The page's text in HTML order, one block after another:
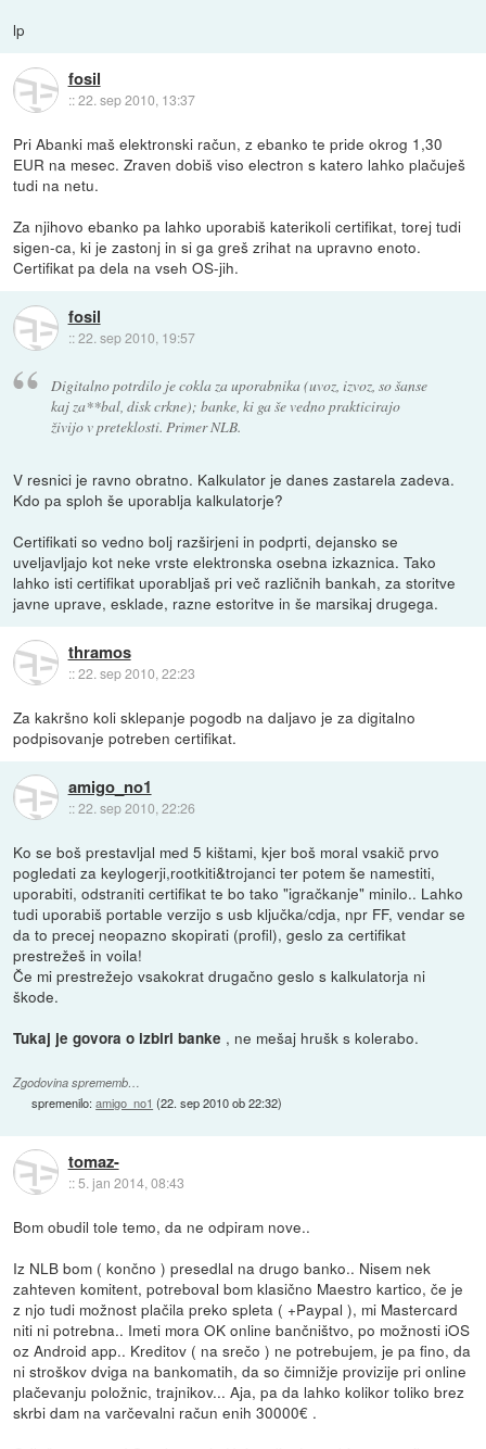
lp
fosil
::22. sep 2010, 13:37
Pri Abanki maš elektronski račun, z ebanko te pride okrog 1,30
EUR na mesec. Zraven dobiš viso electron s katero lahko plačuješ
tudi na netu.
Za njihovo ebanko pa lahko uporabiš katerikoli certifikat, torej tudi
sigen-ca, ki je zastonj in si ga greš zrihat na upravno enoto.
Certifikat pa dela na vseh OS-jih.
fosil
::22. sep 2010, 19:57
Digitalno potrdilo je cokla za uporabnika (uvoz, izvoz, so šanse
kaj za**bal, disk crkne); banke, ki ga še vedno prakticirajo
živijo v preteklosti. Primer NLB.
V resnici je ravno obratno. Kalkulator je danes zastarela zadeva.
Kdo pa sploh še uporablja kalkulatorje?
Certifikati so vedno bolj razširjeni in podprti, dejansko se
uveljavljajo kot neke vrste elektronska osebna izkaznica. Tako
lahko isti certifikat uporabljaš pri več različnih bankah, za storitve
javne uprave, esklade, razne estoritve in še marsikaj drugega.
thramos
::22. sep 2010, 22:23
Za kakršno koli sklepanje pogodb na daljavo je za digitalno
podpisovanje potreben certifikat.
amigo_no1
::22. sep 2010, 22:26
Ko se boš prestavljal med 5 kištami, kjer boš moral vsakič prvo
pogledati za keylogerji,rootkiti&trojanci ter potem še namestiti,
uporabiti, odstraniti certifikat te bo tako "igračkanje" minilo.. Lahko
tudi uporabiš portable verzijo s usb ključka/cdja, npr FF, vendar se
da to precej neopazno skopirati (profil), geslo za certifikat
prestrežeš in voila!
Če mi prestrežejo vsakokrat drugačno geslo s kalkulatorja ni
škode.
Tukaj je govora o izbiri banke , ne mešaj hrušk s kolerabo.
Zgodovina sprememb…
spremenilo:amigo_no1 (22. sep 2010 ob 22:32)
tomaz-
::5. jan 2014, 08:43
Bom obudil tole temo, da ne odpiram nove..
Iz NLB bom ( končno ) presedlal na drugo banko.. Nisem nek
zahteven komitent, potreboval bom klasično Maestro kartico, če je
z njo tudi možnost plačila preko spleta ( +Paypal ), mi Mastercard
niti ni potrebna.. Imeti mora OK online bančništvo, po možnosti iOS
oz Android app.. Kreditov ( na srečo ) ne potrebujem, je pa fino, da
ni stroškov dviga na bankomatih, da so čimnižje provizije pri online
plačevanju položnic, trajnikov... Aja, pa da lahko kolikor toliko brez
skrbi dam na varčevalni račun enih 30000€ .